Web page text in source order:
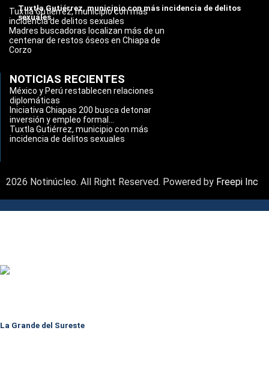
Tuxtla Gutiérrez, municipio con más incidencia de delitos
sexuales
Tuxtla Gutiérrez, municipio con más
incidencia de delitos sexuales
Madres buscadoras localizan más de un
centenar de restos óseos en Chiapa de
Corzo
NOTICIAS RECIENTES
México y Perú restablecen relaciones
diplomáticas
Iniciativa Chiapas 200 busca detonar
inversión y empleo formal...
Tuxtla Gutiérrez, municipio con más
incidencia de delitos sexuales
2026 Notinúcleo. All Right Reserved. Powered by Freepi Inc
La Grande del Sureste